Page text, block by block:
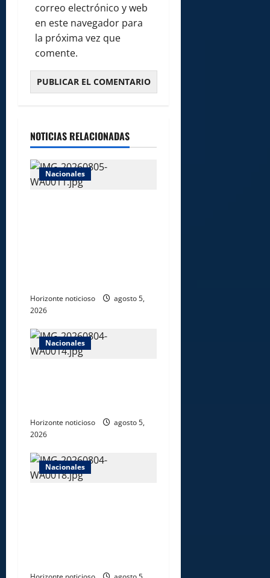
correo electrónico y web
en este navegador para
la próxima vez que
comente.
NOTICIAS RELACIONADAS
Nacionales
Horizonte noticioso
agosto 5,
2026
Nacionales
Horizonte noticioso
agosto 5,
2026
Nacionales